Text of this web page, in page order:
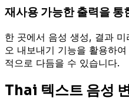
재사용 가능한 출력을
한 곳에서 음성 생성, 결과
오 내보내기 기능을 활용하
적으로 다듬을 수 있습니다.
Thai 텍스트 음성